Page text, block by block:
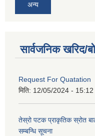
अन्य
सार्वजनिक खरिद/
Request For Quatation
मिति: 12/05/2024 - 15:12
तेस्रो पटक प्राकृतिक स्रोत
सम्बन्धि सूचना